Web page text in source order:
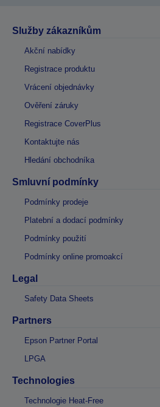
Služby zákazníkům
Akční nabídky
Registrace produktu
Vrácení objednávky
Ověření záruky
Registrace CoverPlus
Kontaktujte nás
Hledání obchodníka
Smluvní podmínky
Podmínky prodeje
Platební a dodací podmínky
Podmínky použití
Podmínky online promoakcí
Legal
Safety Data Sheets
Partners
Epson Partner Portal
LPGA
Technologies
Technologie Heat-Free